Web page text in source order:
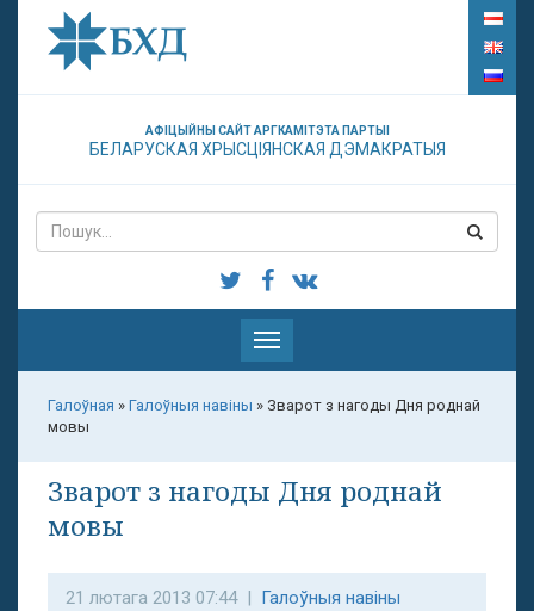
АФІЦЫЙНЫ САЙТ АРГКАМІТЭТА ПАРТЫІ
БЕЛАРУСКАЯ ХРЫСЦІЯНСКАЯ ДЭМАКРАТЫЯ
Паказаць
меню
Галоўная » Галоўныя навіны » Зварот з нагоды Дня роднай
мовы
Зварот з нагоды Дня роднай
мовы
21 лютага 2013 07:44 | Галоўныя навіны